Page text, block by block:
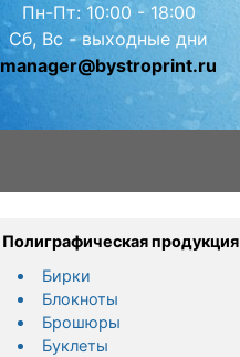
Пн-Пт: 10:00 - 18:00
Сб, Вс - выходные дни
manager@bystroprint.ru
Полиграфическая продукция
Бирки
Блокноты
Брошюры
Буклеты